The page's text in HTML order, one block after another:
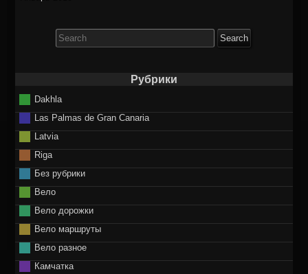
for:
Рубрики
Dakhla
Las Palmas de Gran Canaria
Latvia
Riga
Без рубрики
Вело
Вело дорожки
Вело маршруты
Вело разное
Камчатка